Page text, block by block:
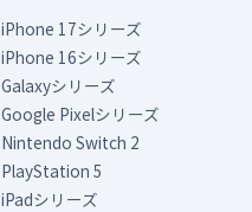
iPhone 17シリーズ
iPhone 16シリーズ
Galaxyシリーズ
Google Pixelシリーズ
Nintendo Switch 2
PlayStation 5
iPadシリーズ